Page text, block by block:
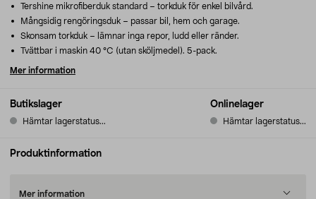
Butikslager
Hämtar lagerstatus...
Onlinelager
Hämtar lagerstatus...
Tershine mikrofiberduk standard – torkduk för enkel bilvård.
Mångsidig rengöringsduk – passar bil, hem och garage.
Skonsam torkduk – lämnar inga repor, ludd eller ränder.
Tvättbar i maskin 40 °C (utan sköljmedel). 5-pack.
Mer information
Produktinformation
Mer information